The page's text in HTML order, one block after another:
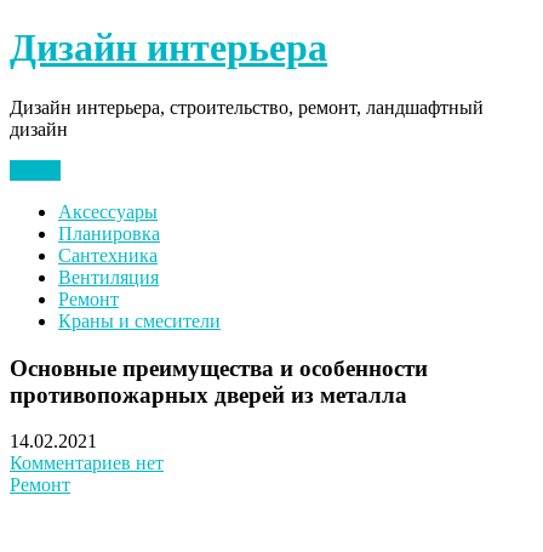
Перейти
к
Дизайн интерьера
Дизайн интерьера, строительство, ремонт, ландшафтный
дизайн
Аксессуары
Планировка
Сантехника
Вентиляция
Ремонт
Краны и смесители
Основные преимущества и особенности
противопожарных дверей из металла
14.02.2021
Комментариев нет
Ремонт